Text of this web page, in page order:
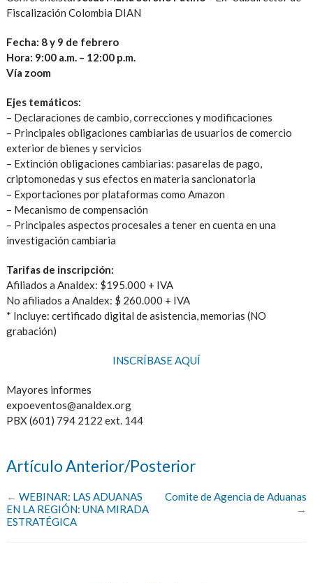
Fiscalización Colombia DIAN
Fecha: 8 y 9 de febrero
Hora: 9:00 a.m. – 12:00 p.m.
Vía zoom
Ejes temáticos:
– Declaraciones de cambio, correcciones y modificaciones
– Principales obligaciones cambiarias de usuarios de comercio
exterior de bienes y servicios
– Extinción obligaciones cambiarias: pasarelas de pago,
criptomonedas y sus efectos en materia sancionatoria
– Exportaciones por plataformas como Amazon
– Mecanismo de compensación
– Principales aspectos procesales a tener en cuenta en una
investigación cambiaria
Tarifas de inscripción:
Afiliados a Analdex: $195.000 + IVA
No afiliados a Analdex: $ 260.000 + IVA
* Incluye: certificado digital de asistencia, memorias (NO
grabación)
INSCRÍBASE AQUÍ
Mayores informes
expoeventos@analdex.org
PBX (601) 794 2122 ext. 144
Artículo Anterior/Posterior
← WEBINAR: LAS ADUANAS
EN LA REGIÓN: UNA MIRADA
ESTRATÉGICA
Comite de Agencia de Aduanas
→